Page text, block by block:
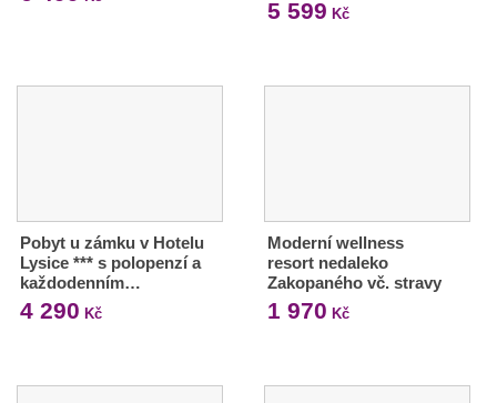
5 599 Kč
Pobyt u zámku v Hotelu
Lysice *** s polopenzí a
každodenním…
4 290 Kč
Moderní wellness
resort nedaleko
Zakopaného vč. stravy
1 970 Kč